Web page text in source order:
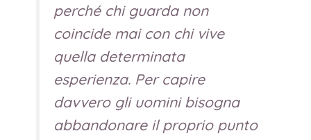
perché chi guarda non
coincide mai con chi vive
quella determinata
esperienza. Per capire
davvero gli uomini bisogna
abbandonare il proprio punto